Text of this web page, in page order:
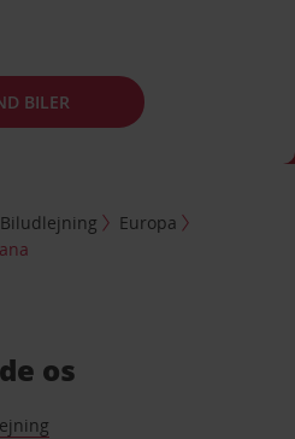
BILER
Biludlejning
Europa
os